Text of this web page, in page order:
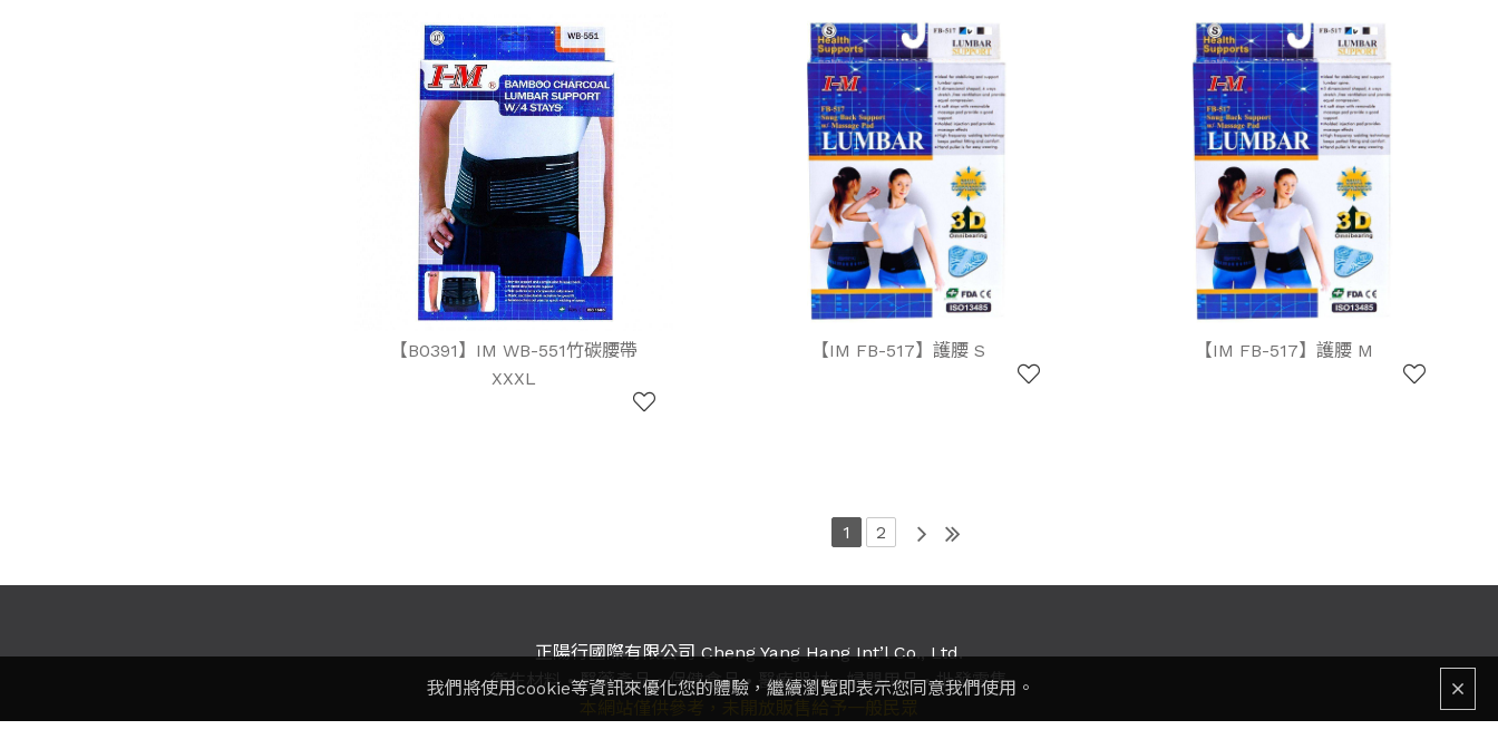
【B0391】IM WB-551竹碳腰帶
XXXL
【IM FB-517】護腰 S 【IM FB-517】護腰 M
1 2
正陽行國際有限公司 Cheng Yang Hang Int’l Co., Ltd.
衛生材料•醫藥產品•保健食品•醫療器材•婦嬰用品•批發零售
我們將使用cookie等資訊來優化您的體驗，繼續瀏覽即表示您同意我們使用。